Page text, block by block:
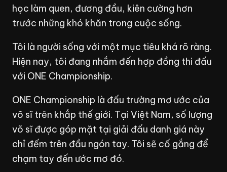
học làm quen, đương đầu, kiên cường hơn
trước những khó khăn trong cuộc sống.
Tôi là người sống với một mục tiêu khá rõ ràng.
Hiện nay, tôi đang nhắm đến hợp đồng thi đấu
với ONE Championship.
ONE Championship là đấu trường mơ ước của
võ sĩ trên khắp thế giới. Tại Việt Nam, số lượng
võ sĩ được góp mặt tại giải đấu danh giá này
chỉ đếm trên đầu ngón tay. Tôi sẽ cố gắng để
chạm tay đến ước mơ đó.